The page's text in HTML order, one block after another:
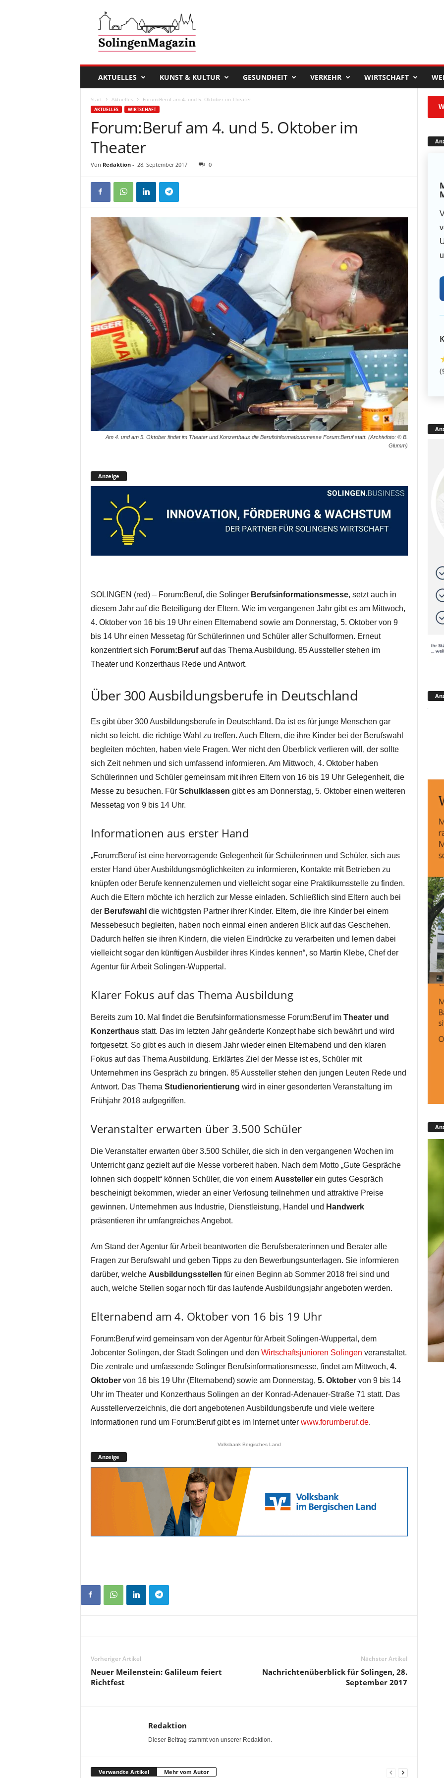
i
AKTUELLES KUNST & KULTUR GESUNDHEIT VERKEHR WIRTSCHAFT
Start Aktuelles Forum:Beruf am 4. und 5. Oktober im Theater
AKTUELLES WIRTSCHAFT
Forum:Beruf am 4. und 5. Oktober im
Theater
Von Redaktion- 28. September 2017 0
Am 4. und am 5. Oktober findet im Theater und Konzerthaus die Berufsinformationsmesse Forum:Beruf statt. (Archivfoto: © B.
Glumm)
Anzeige
SOLINGEN (red) – Forum:Beruf, die Solinger Berufsinformationsmesse, setzt auch in
diesem Jahr auf die Beteiligung der Eltern. Wie im vergangenen Jahr gibt es am Mittwoch,
4. Oktober von 16 bis 19 Uhr einen Elternabend sowie am Donnerstag, 5. Oktober von 9
bis 14 Uhr einen Messetag für Schülerinnen und Schüler aller Schulformen. Erneut
konzentriert sich Forum:Berufauf das Thema Ausbildung. 85 Aussteller stehen im
Theater und Konzerthaus Rede und Antwort.
Über 300 Ausbildungsberufe in Deutschland
Es gibt über 300 Ausbildungsberufe in Deutschland. Da ist es für junge Menschen gar
nicht so leicht, die richtige Wahl zu treffen. Auch Eltern, die ihre Kinder bei der Berufswahl
begleiten möchten, haben viele Fragen. Wer nicht den Überblick verlieren will, der sollte
sich Zeit nehmen und sich umfassend informieren. Am Mittwoch, 4. Oktober haben
Schülerinnen und Schüler gemeinsam mit ihren Eltern von 16 bis 19 Uhr Gelegenheit, die
Messe zu besuchen. Für Schulklassen gibt es am Donnerstag, 5. Oktober einen weiteren
Messetag von 9 bis 14 Uhr.
Informationen aus erster Hand
„Forum:Beruf ist eine hervorragende Gelegenheit für Schülerinnen und Schüler, sich aus
erster Hand über Ausbildungsmöglichkeiten zu informieren, Kontakte mit Betrieben zu
knüpfen oder Berufe kennenzulernen und vielleicht sogar eine Praktikumsstelle zu finden.
Auch die Eltern möchte ich herzlich zur Messe einladen. Schließlich sind Eltern auch bei
der Berufswahl die wichtigsten Partner ihrer Kinder. Eltern, die ihre Kinder bei einem
Messebesuch begleiten, haben noch einmal einen anderen Blick auf das Geschehen.
Dadurch helfen sie ihren Kindern, die vielen Eindrücke zu verarbeiten und lernen dabei
vielleicht sogar den künftigen Ausbilder ihres Kindes kennen“, so Martin Klebe, Chef der
Agentur für Arbeit Solingen-Wuppertal.
Klarer Fokus auf das Thema Ausbildung
Bereits zum 10. Mal findet die Berufsinformationsmesse Forum:Beruf im Theater und
Konzerthausstatt. Das im letzten Jahr geänderte Konzept habe sich bewährt und wird
fortgesetzt. So gibt es auch in diesem Jahr wieder einen Elternabend und den klaren
Fokus auf das Thema Ausbildung. Erklärtes Ziel der Messe ist es, Schüler mit
Unternehmen ins Gespräch zu bringen. 85 Aussteller stehen den jungen Leuten Rede und
Antwort. Das Thema Studienorientierung wird in einer gesonderten Veranstaltung im
Frühjahr 2018 aufgegriffen.
Veranstalter erwarten über 3.500 Schüler
Die Veranstalter erwarten über 3.500 Schüler, die sich in den vergangenen Wochen im
Unterricht ganz gezielt auf die Messe vorbereit haben. Nach dem Motto „Gute Gespräche
lohnen sich doppelt“ können Schüler, die von einem Ausstellerein gutes Gespräch
bescheinigt bekommen, wieder an einer Verlosung teilnehmen und attraktive Preise
gewinnen. Unternehmen aus Industrie, Dienstleistung, Handel und Handwerk
präsentieren ihr umfangreiches Angebot.
Am Stand der Agentur für Arbeit beantworten die Berufsberaterinnen und Berater alle
Fragen zur Berufswahl und geben Tipps zu den Bewerbungsunterlagen. Sie informieren
darüber, welche Ausbildungsstellen für einen Beginn ab Sommer 2018 frei sind und
auch, welche Stellen sogar noch für das laufende Ausbildungsjahr angeboten werden.
Elternabend am 4. Oktober von 16 bis 19 Uhr
Forum:Beruf wird gemeinsam von der Agentur für Arbeit Solingen-Wuppertal, dem
Jobcenter Solingen, der Stadt Solingen und den Wirtschaftsjunioren Solingen veranstaltet.
Die zentrale und umfassende Solinger Berufsinformationsmesse, findet am Mittwoch, 4.
Oktobervon 16 bis 19 Uhr (Elternabend) sowie am Donnerstag, 5. Oktobervon 9 bis 14
Uhr im Theater und Konzerthaus Solingen an der Konrad-Adenauer-Straße 71 statt. Das
Ausstellerverzeichnis, die dort angebotenen Ausbildungsberufe und viele weitere
Informationen rund um Forum:Beruf gibt es im Internet unter www.forumberuf.de.
Volksbank Bergisches Land
Anzeige
Vorheriger Artikel
Neuer Meilenstein: Galileum feiert
Richtfest
Nächster Artikel
Nachrichtenüberblick für Solingen, 28.
September 2017
Redaktion
Dieser Beitrag stammt von unserer Redaktion.
Verwandte Artikel Mehr vom Autor